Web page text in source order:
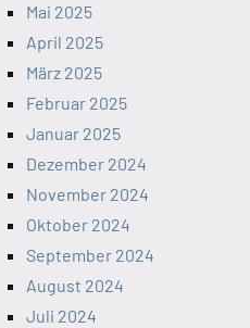
Mai 2025
April 2025
März 2025
Februar 2025
Januar 2025
Dezember 2024
November 2024
Oktober 2024
September 2024
August 2024
Juli 2024